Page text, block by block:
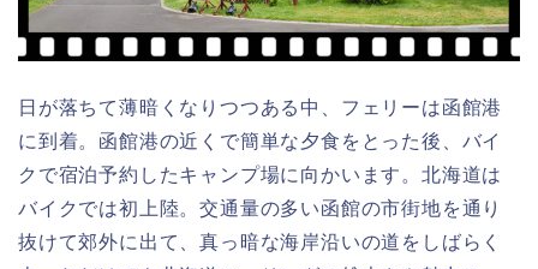
日が落ちて薄暗くなりつつある中、フェリーは函館港
に到着。函館港の近くで簡単な夕食をとった後、バイ
クで宿泊予約したキャンプ場に向かいます。北海道は
バイクでは初上陸。交通量の多い函館の市街地を通り
抜けて郊外に出て、真っ暗な海岸沿いの道をしばらく